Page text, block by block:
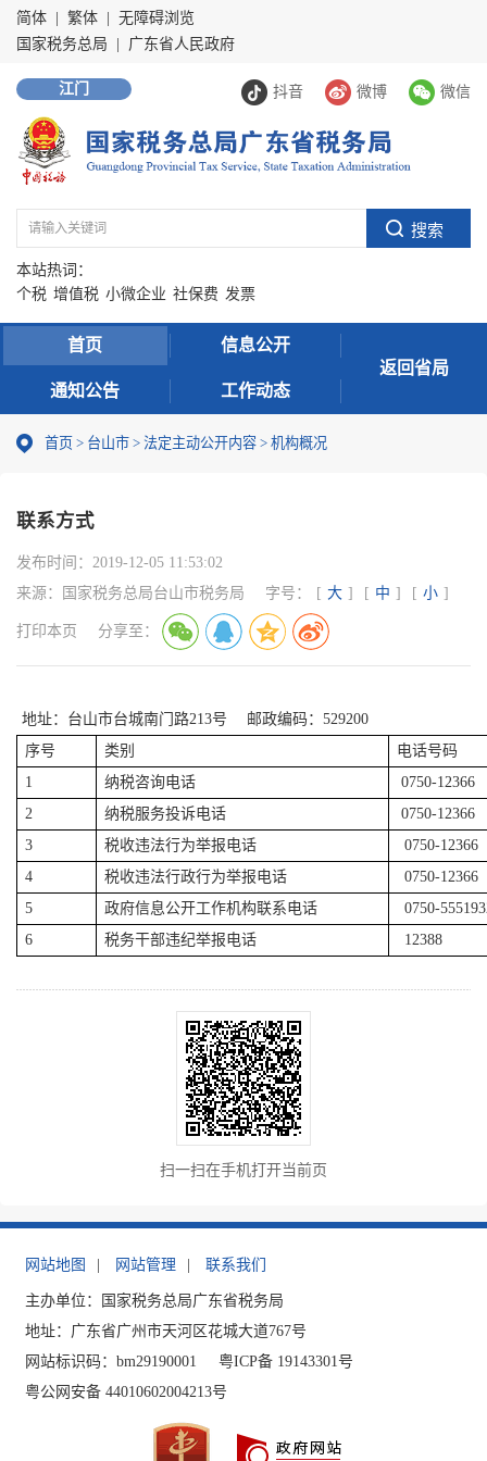
简体 繁体
无障碍浏览
国家税务总局
广东省人民政府
抖音 微博 微信
江门
本站热词：
个税 增值税 小微企业 社保费 发票
首页 信息公开
通知公告 工作动态
返回省局
首页 > 台山市 > 法定主动公开内容 > 机构概况
联系方式
发布时间： 2019-12-05 11:53:02
来源：
国家税务总局台山市税务局 字号： [ 大 ] [ 中 ] [ 小 ]
打印本页 分享至：
地址：台山市台城南门路213号 邮政编码：529200
序号
类别
电话号码
1
纳税咨询电话
0750-12366
2
纳税服务投诉电话
0750-12366
3
税收违法行为举报电话
0750-12366
4
税收违法行政行为举报电话
0750-12366
5
政府信息公开工作机构联系电话
0750-
6
税务干部违纪举报电话 12388
扫一扫在手机打开当前页
网站地图 网站管理 联系我们
主办单位：国家税务总局广东省税务局
地址：广东省广州市天河区花城大道767号
网站标识码：bm29190001
粤ICP备 19143301号
粤公网安备 44010602004213号